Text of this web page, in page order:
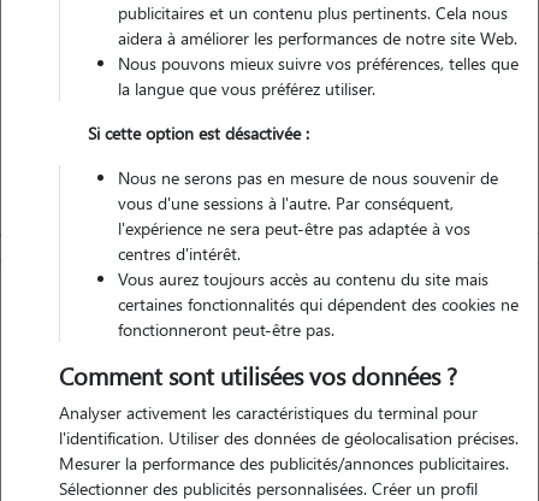
L'envoi d'une demande est sans engagement
Motivation
publicitaires et un contenu plus pertinents. Cela nous
aidera à améliorer les performances de notre site Web.
Nous pouvons mieux suivre vos préférences, telles que
la langue que vous préférez utiliser.
Si cette option est désactivée :
Nous ne serons pas en mesure de nous souvenir de
vous d'une sessions à l'autre. Par conséquent,
l'expérience ne sera peut-être pas adaptée à vos
centres d'intérêt.
Vous aurez toujours accès au contenu du site mais
certaines fonctionnalités qui dépendent des cookies ne
fonctionneront peut-être pas.
Comment sont utilisées vos données ?
Analyser activement les caractéristiques du terminal pour
l'identification. Utiliser des données de géolocalisation précises.
Mesurer la performance des publicités/annonces publicitaires.
Sélectionner des publicités personnalisées. Créer un profil